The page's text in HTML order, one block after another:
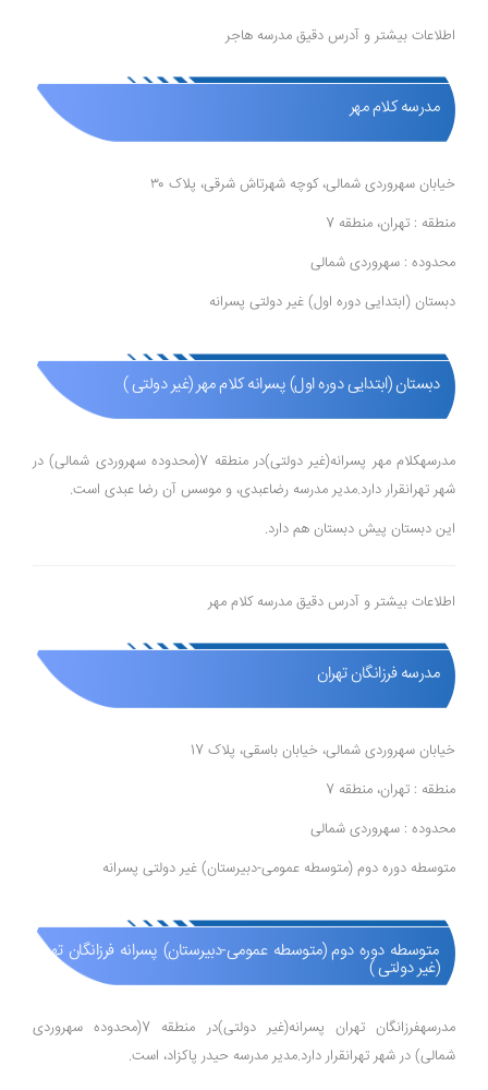
اطلاعات بیشتر و آدرس دقیق مدرسه هاجر
مدرسه کلام مهر
خیابان سهروردی شمالی، کوچه شهرتاش شرقی، پلاک ۳۰
منطقه : تهران، منطقه 7
محدوده : سهروردی شمالی
دبستان (ابتدایی دوره اول) غیر دولتی پسرانه
دبستان (ابتدایی دوره اول) پسرانه کلام مهر (غیر دولتی )
مدرسهکلام مهر پسرانه(غیر دولتی)در منطقه 7(محدوده سهروردی شمالی) در
شهر تهرانقرار دارد.مدیر مدرسه رضاعبدی، و موسس آن رضا عبدی است.
این دبستان پیش دبستان هم دارد.
اطلاعات بیشتر و آدرس دقیق مدرسه کلام مهر
مدرسه فرزانگان تهران
خیابان سهروردی شمالی، خیابان باسقی، پلاک 17
منطقه : تهران، منطقه 7
محدوده : سهروردی شمالی
متوسطه دوره دوم (متوسطه عمومی-دبیرستان) غیر دولتی پسرانه
متوسطه دوره دوم (متوسطه عمومی-دبیرستان) پسرانه فرزانگان تهران
(غیر دولتی )
مدرسهفرزانگان تهران پسرانه(غیر دولتی)در منطقه 7(محدوده سهروردی
شمالی) در شهر تهرانقرار دارد.مدیر مدرسه حیدر پاکزاد، است.